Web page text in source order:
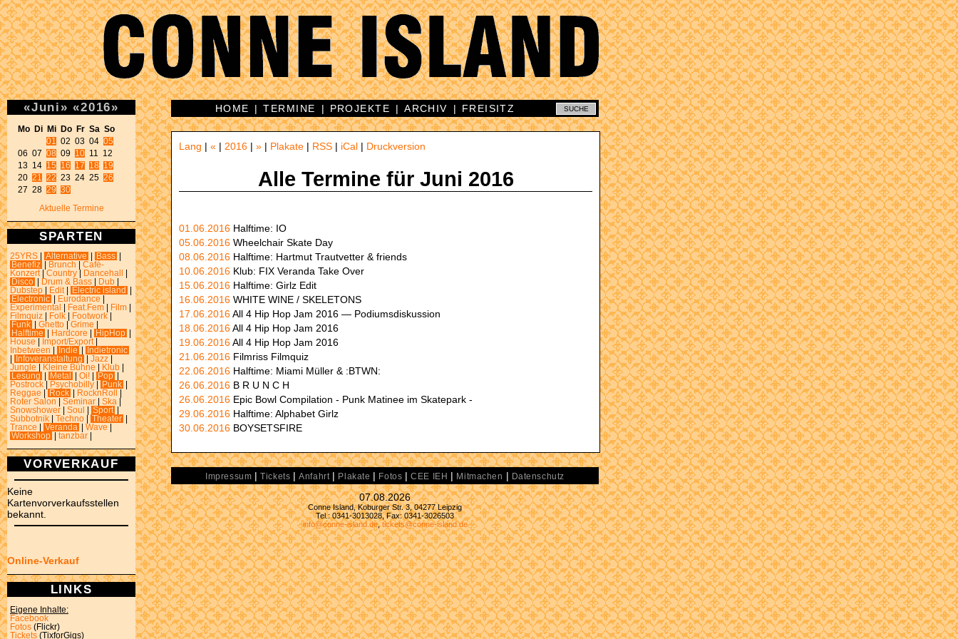
«Juni » «2016»
Mo Di Mi Do Fr Sa So
01
02 03 04 05
06 07 08 09 10 11 12
13 14 15 16 17 18
19
20 21 22 23 24 25 26
27 28 29 30
Aktuelle Termine
SPARTEN
25YRS Alternative Bass
Benefiz
Brunch
Café-
Konzert
Country Dancehall
Disco
Drum & Bass Dub
Dubstep
Edit Electric island
Electronic
Eurodance
Experimental
Feat.Fem Film
Filmquiz
Folk Footwork
Funk
Ghetto Grime
Halftime
Hardcore HipHop
House
Import/Export
Inbetween
Indie
Indietronic
Infoveranstaltung Jazz
Jungle
Kleine Bühne Klub
Lesung
Metal Oi! Pop
Postrock
Psychobilly Punk
Reggae
Rock RocknRoll
Roter Salon
Seminar Ska
Snowshower
Soul Sport
Subbotnik
Techno Theater
Trance
Veranda Wave
Workshop
tanzbar
VORVERKAUF
Keine
Kartenvorverkaufsstellen
bekannt.
Online-Verkauf
LINKS
Eigene Inhalte:
Facebook
Fotos (Flickr)
Tickets (TixforGigs)
HOME |TERMINE | PROJEKTE |ARCHIV | FREISITZ
Lang | « | 2016 | » | Plakate | RSS | iCal | Druckversion
Alle Termine für Juni 2016
01.06.2016 Halftime: IO
05.06.2016 Wheelchair Skate Day
08.06.2016 Halftime: Hartmut Trautvetter & friends
10.06.2016 Klub: FIX Veranda Take Over
15.06.2016 Halftime: Girlz Edit
16.06.2016 WHITE WINE / SKELETONS
17.06.2016All 4 Hip Hop Jam 2016 — Podiumsdiskussion
18.06.2016All 4 Hip Hop Jam 2016
19.06.2016All 4 Hip Hop Jam 2016
21.06.2016 Filmriss Filmquiz
22.06.2016 Halftime: Miami Müller & :BTWN:
26.06.2016 B R U N C H
26.06.2016 Epic Bowl Compilation - Punk Matinee im Skatepark -
29.06.2016 Halftime: Alphabet Girlz
30.06.2016 BOYSETSFIRE
Impressum |Tickets |Anfahrt | Plakate | Fotos |CEE IEH | Mitmachen | Datenschutz
07.08.2026
Conne Island, Koburger Str. 3, 04277 Leipzig
Tel.: 0341-3013028, Fax: 0341-3026503
info@conne-island.de,tickets@conne-island.de